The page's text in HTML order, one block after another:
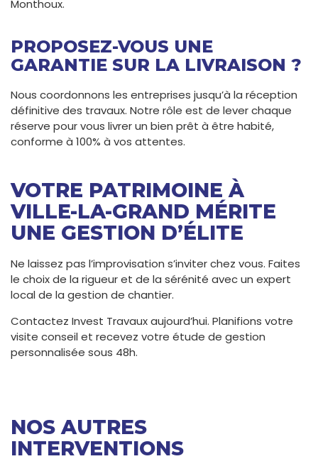
Monthoux.
PROPOSEZ-VOUS UNE
GARANTIE SUR LA LIVRAISON ?
Nous coordonnons les entreprises jusqu’à la réception
définitive des travaux. Notre rôle est de lever chaque
réserve pour vous livrer un bien prêt à être habité,
conforme à 100% à vos attentes.
VOTRE PATRIMOINE À
VILLE-LA-GRAND MÉRITE
UNE GESTION D’ÉLITE
Ne laissez pas l’improvisation s’inviter chez vous. Faites
le choix de la rigueur et de la sérénité avec un expert
local de la gestion de chantier.
Contactez Invest Travaux aujourd’hui. Planifions votre
visite conseil et recevez votre étude de gestion
personnalisée sous 48h.
NOS AUTRES
INTERVENTIONS